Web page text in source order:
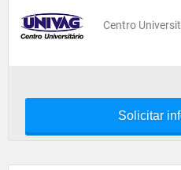
Centro
Solicitar